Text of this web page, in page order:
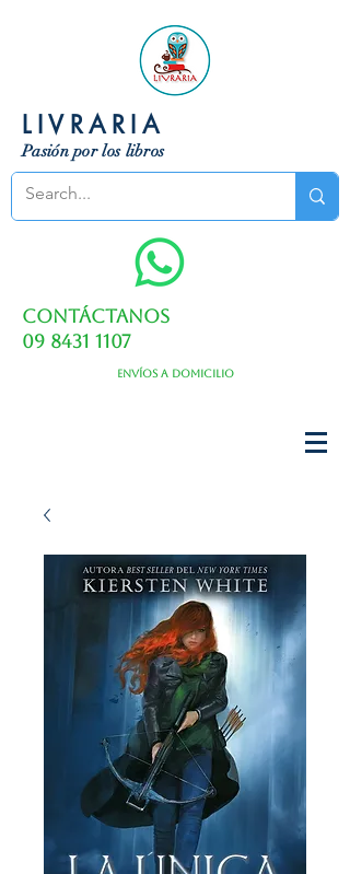
LIVRARIA
Pasión por los libros
Contáctanos
09 8431 1107
Envíos a domicilio